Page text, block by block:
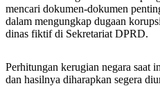
mencari dokumen-dokumen
dalam mengungkap dugaan
dinas fiktif di Sekretariat DPRD.
Perhitungan kerugian negara saat
dan hasilnya diharapkan segera